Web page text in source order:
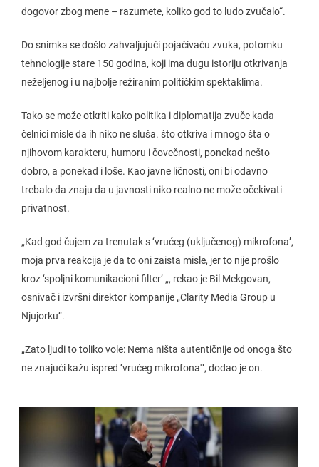
dogovor zbog mene – razumete, koliko god to ludo zvučalo“.
Do snimka se došlo zahvaljujući pojačivaču zvuka, potomku
tehnologije stare 150 godina, koji ima dugu istoriju otkrivanja
neželjenog i u najbolje režiranim političkim spektaklima.
Tako se može otkriti kako politika i diplomatija zvuče kada
čelnici misle da ih niko ne sluša. što otkriva i mnogo šta o
njihovom karakteru, humoru i čovečnosti, ponekad nešto
dobro, a ponekad i loše. Kao javne ličnosti, oni bi odavno
trebalo da znaju da u javnosti niko realno ne može očekivati
privatnost.
„Kad god čujem za trenutak s ‘vrućeg (uključenog) mikrofona’,
moja prva reakcija je da to oni zaista misle, jer to nije prošlo
kroz ‘spoljni komunikacioni filter’ „, rekao je Bil Mekgovan,
osnivač i izvršni direktor kompanije „Clarity Media Group u
Njujorku“.
„Zato ljudi to toliko vole: Nema ništa autentičnije od onoga što
ne znajući kažu ispred ‘vrućeg mikrofona'“, dodao je on.